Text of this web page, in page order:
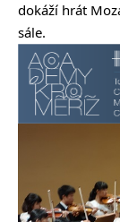
dokáží hrát
sále.